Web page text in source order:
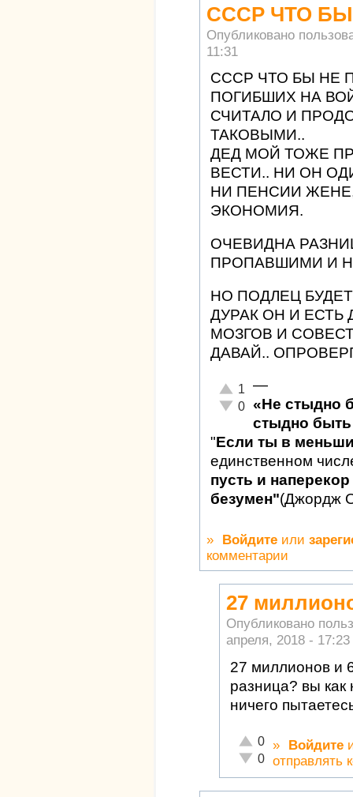
СССР ЧТО
Опубликовано
11:31
СССР ЧТО БЫ НЕ
ПОГИБШИХ НА
СЧИТАЛО И
ТАКОВЫМИ..
ДЕД МОЙ ТОЖЕ
ВЕСТИ.. НИ ОН
НИ ПЕНСИИ
ЭКОНОМИЯ.
ОЧЕВИДНА
ПРОПАВШИМИ И
НО ПОДЛЕЦ
ДУРАК ОН И ЕСТЬ
МОЗГОВ И
ДАВАЙ..
Отлично!
1
Неадекватно!
0
—
«Не стыдно
стыдно быть
"Если ты в
единственном
пусть и
безумен"(Джордж
» Войдите или
комментарии
27
Опубликовано
апреля, 2018 - 17:23
27 миллионов и
разница? вы
ничего
Отлично!
0
Неадекватно!
0
» Войдите
отправлять